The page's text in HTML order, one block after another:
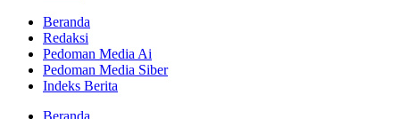
Beranda
Redaksi
Pedoman Media Ai
Pedoman Media Siber
Indeks Berita
Beranda